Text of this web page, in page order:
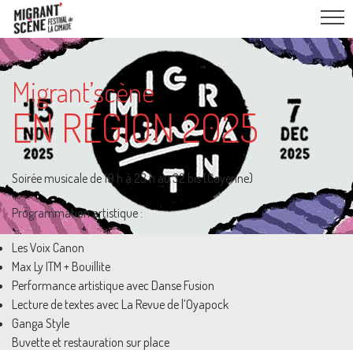
Migrant’scène
EN RÉGION 2025
Soirée musicale de 19 h à 23 h au 32 bis (Cayenne)
Programmation artistique :
Les Voix Canon
Max Ly ITM + Bouillite
Performance artistique avec Danse Fusion
Lecture de textes avec La Revue de l’Oyapock
Ganga Style
Buvette et restauration sur place